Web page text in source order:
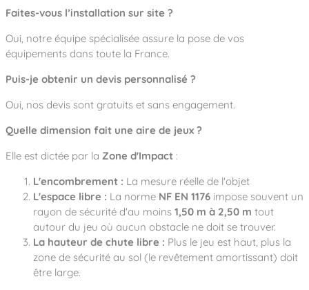
Faites-vous l’installation sur site ?
Oui, notre équipe spécialisée assure la pose de vos
équipements dans toute la France.
Puis-je obtenir un devis personnalisé ?
Oui, nos devis sont gratuits et sans engagement.
Quelle dimension fait une aire de jeux ?
Elle est dictée par la Zone d'Impact :
L'encombrement : La mesure réelle de l'objet
L'espace libre : La norme NF EN 1176 impose souvent un
rayon de sécurité d'au moins 1,50 m à 2,50 m tout
autour du jeu où aucun obstacle ne doit se trouver.
La hauteur de chute libre : Plus le jeu est haut, plus la
zone de sécurité au sol (le revêtement amortissant) doit
être large.